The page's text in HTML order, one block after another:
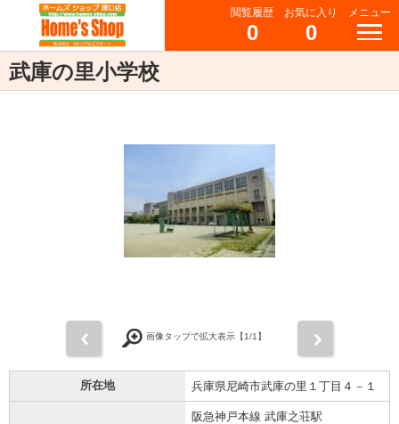
閲覧履歴
0
お気に入り
0
メニュー
武庫の里小学校
画像タップで拡大表示【1/1】
所在地 兵庫県尼崎市武庫の里１丁目４－１
阪急神戸本線 武庫之荘駅